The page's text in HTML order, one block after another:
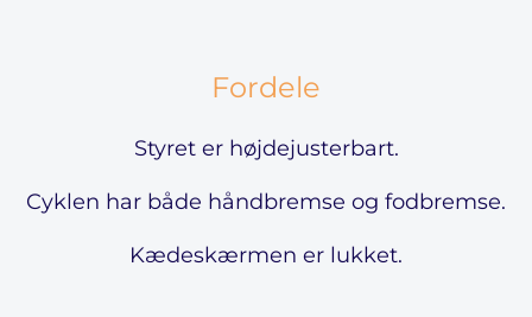
Fordele
Styret er højdejusterbart.
Cyklen har både håndbremse og fodbremse.
Kædeskærmen er lukket.